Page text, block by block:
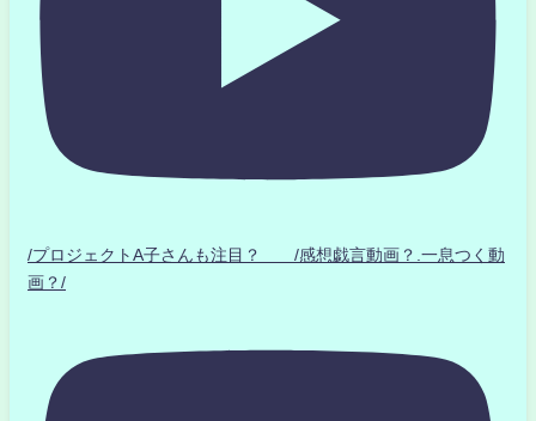
/プロジェクトA子さんも注目？ /感想戯言動画？.一息つく動
画？/